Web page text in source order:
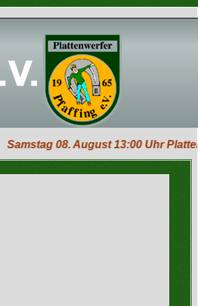
Samstag 08. August 13:00 Uhr